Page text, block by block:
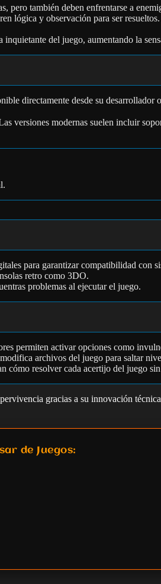
pero también deben enfrentarse a
lógica y observación para ser
del juego, aumentando la
directamente desde su
versiones modernas suelen incluir
para garantizar compatibilidad con
retro como 3DO.
problemas al ejecutar el juego.
permiten activar opciones como
archivos del juego para saltar
cómo resolver cada acertijo del juego
gracias a su innovación
de Juegos: